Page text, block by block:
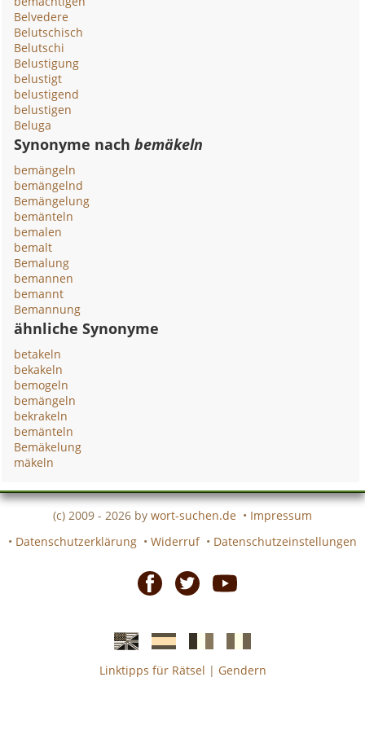
Belvedere
Belutschisch
Belutschi
Belustigung
belustigt
belustigend
belustigen
Beluga
Synonyme nachbemäkeln
bemängeln
bemängelnd
Bemängelung
bemänteln
bemalen
bemalt
Bemalung
bemannen
bemannt
Bemannung
ähnliche Synonyme
betakeln
bekakeln
bemogeln
bemängeln
bekrakeln
bemänteln
Bemäkelung
mäkeln
(c) 2009 - 2026 by wort-suchen.de • Impressum
• Datenschutzerklärung • Widerruf • Datenschutzeinstellungen
EnglischeSpanischefranzösicheitalienische
Linktipps für Rätsel | Gendern